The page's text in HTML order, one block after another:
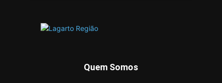
Quem Somos